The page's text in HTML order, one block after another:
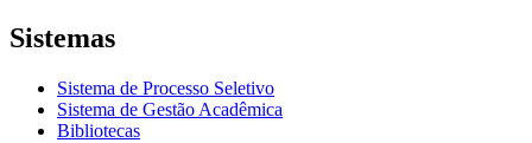
Sistemas
Sistema de Processo Seletivo
Sistema de Gestão Acadêmica
Bibliotecas